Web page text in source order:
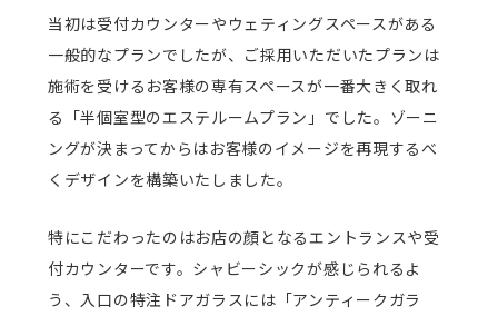
当初は受付カウンターやウェティングスペースがある
一般的なプランでしたが、ご採用いただいたプランは
施術を受けるお客様の専有スペースが一番大きく取れ
る「半個室型のエステルームプラン」でした。ゾーニ
ングが決まってからはお客様のイメージを再現するべ
くデザインを構築いたしました。
特にこだわったのはお店の顔となるエントランスや受
付カウンターです。シャビーシックが感じられるよ
う、入口の特注ドアガラスには「アンティークガラ